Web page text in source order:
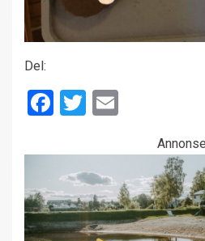
Del:
Facebook
Twitter
Annonse